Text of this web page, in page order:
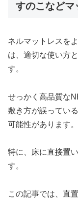
すのこなどマ
ネルマットレスを
は、適切な使い方
す。
せっかく高品質な
敷き方が誤ってい
可能性があります。
特に、床に直接置
す。
この記事では、直